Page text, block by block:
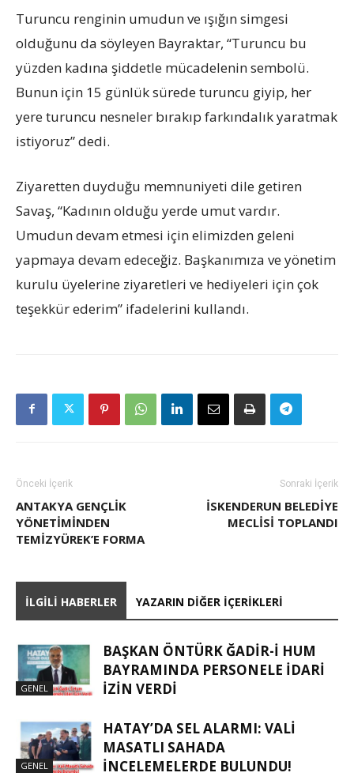
Turuncu renginin umudun ve ışığın simgesi
olduğunu da söyleyen Bayraktar, “Turuncu bu
yüzden kadına şiddetle mücadelenin sembolü.
Bunun için 15 günlük sürede turuncu giyip, her
yere turuncu nesneler bırakıp farkındalık yaratmak
istiyoruz” dedi.
Ziyaretten duyduğu memnuniyeti dile getiren
Savaş, “Kadının olduğu yerde umut vardır.
Umudun devam etmesi için elimizden geleni
yapmaya devam edeceğiz. Başkanımıza ve yönetim
kurulu üyelerine ziyaretleri ve hediyeleri için çok
teşekkür ederim” ifadelerini kullandı.
Önceki İçerik
ANTAKYA GENÇLİK
YÖNETİMİNDEN
TEMİZYÜREK’E FORMA
Sonraki İçerik
İSKENDERUN BELEDİYE
MECLİSİ TOPLANDI
İLGILI HABERLER YAZARIN DIĞER İÇERIKLERI
GENEL
BAŞKAN ÖNTÜRK ĞADIR-İ HUM
BAYRAMINDA PERSONELE İDARI
İZIN VERDI
GENEL
HATAY’DA SEL ALARMI: VALI
MASATLI SAHADA
İNCELEMELERDE BULUNDU!